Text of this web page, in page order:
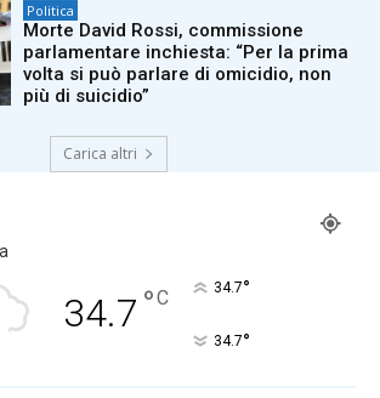
Politica
Morte David Rossi, commissione
parlamentare inchiesta: “Per la prima
volta si può parlare di omicidio, non
più di suicidio”
Carica altri
34.7 °C 34.7°
34.7°